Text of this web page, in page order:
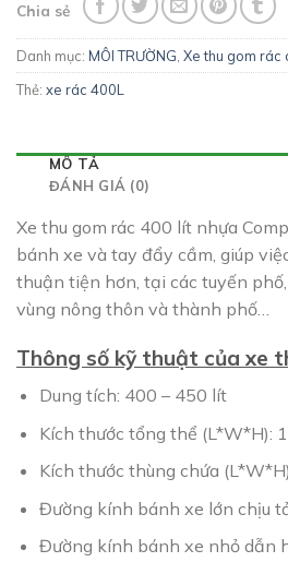
Chia sẻ
Danh mục: MÔI TRƯỜNG Xe thu gom rác
Thẻ: xe rác 400L
MÔ TẢ
ĐÁNH GIÁ (0)
Xe thu gom rác 400 lít nhựa
bánh xe và tay đẩy cầm, giúp
thuận tiện hơn, tại các tuyến
vùng nông thôn và thành phố…
Thông số kỹ thuật của xe
Dung tích: 400 – 450 lít
Kích thước tổng thể (L*W*H):
Kích thước thùng chứa
Đường kính bánh xe lớn chịu
Đường kính bánh xe nhỏ dẫn